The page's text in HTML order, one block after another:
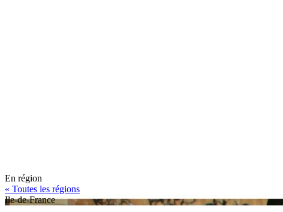
En région
« Toutes les régions
Ile-de-France